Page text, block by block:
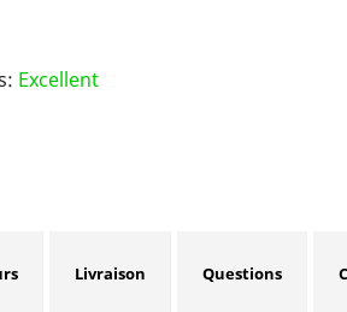
Excellent
Livraison Questions